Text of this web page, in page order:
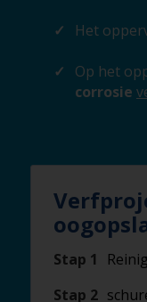
Het
Op het
corrosie
Stap 1
Stap 2